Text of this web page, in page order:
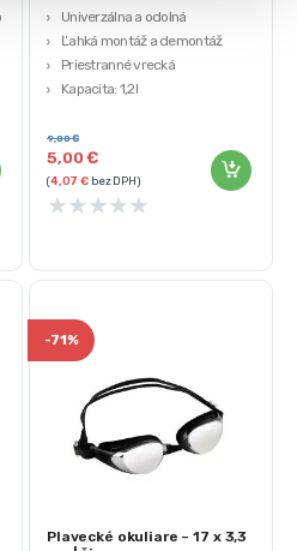
Univerzálna a odolná
Ľahká montáž a demontáž
Priestranné vrecká
Kapacita: 1,2l
5,00€
9,00€
(4,07€ bez DPH)
★★★★★
-71%
Plavecké okuliare – 17 x 3,3